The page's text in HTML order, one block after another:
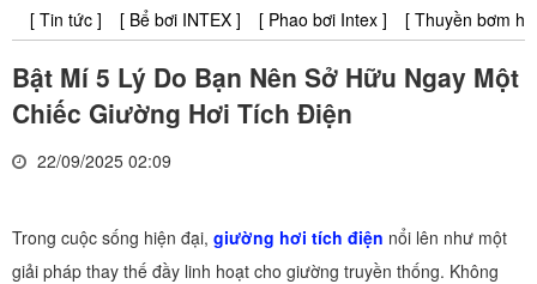
[ Tin tức ]
[ Bể bơi INTEX ] [ Phao bơi Intex ] [ Thuyền bơm
Bật Mí 5 Lý Do Bạn Nên Sở Hữu Ngay Một
Chiếc Giường Hơi Tích Điện
22/09/2025 02:09
Trong cuộc sống hiện đại, giường hơi tích điện nổi lên như một
giải pháp thay thế đầy linh hoạt cho giường truyền thống. Không